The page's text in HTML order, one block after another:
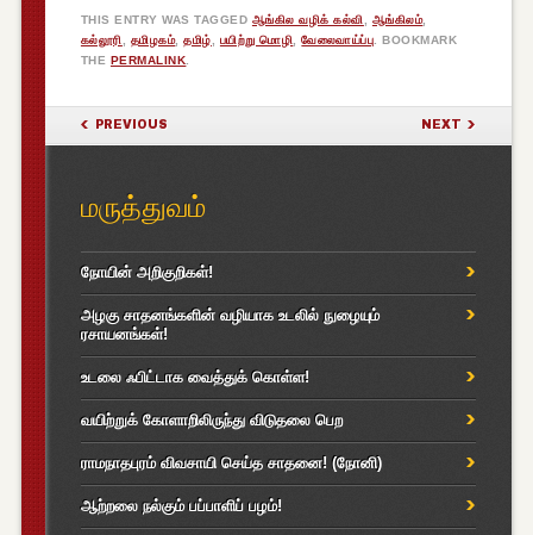
THIS ENTRY WAS TAGGED ஆங்கில வழிக் கல்வி ஆங்கிலம்,
கல்லூரி
தமிழகம்,தமிழ் பயிற்று மொழி ,வேலைவாய்ப்பு . BOOKMARK
THE PERMALINK
POST NAVIGATION
PREVIOUS NEXT
மருத்துவம்
நோயின் அறிகுறிகள்!
அழகு சாதனங்களின் வழியாக உடலில் நுழையும்
ரசாயனங்கள்!
உடலை ஃபிட்டாக வைத்துக் கொள்ள!
வயிற்றுக் கோளாறிலிருந்து விடுதலை பெற
ராமநாதபுரம் விவசாயி செய்த சாதனை! (நோனி)
ஆற்றலை நல்கும் பப்பாளிப் பழம்!